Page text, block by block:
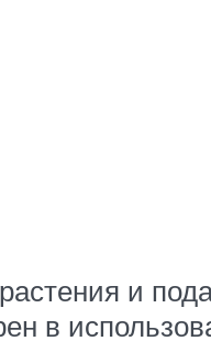
и
в